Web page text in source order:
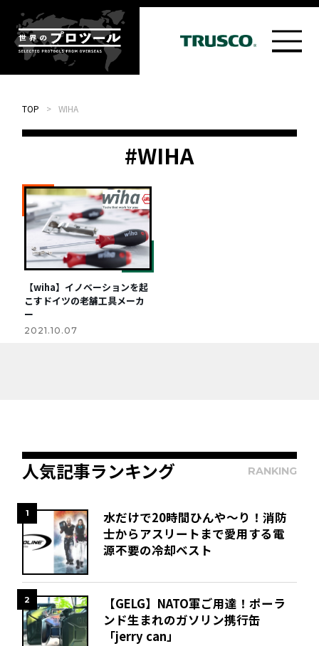
TOP > WIHA
#WIHA
【wiha】イノベーションを起
こすドイツの老舗工具メーカ
ー
2021.10.07
人気記事ランキング RANKING
1
水だけで20時間ひんや～り！消防
士からアスリートまで愛用する電
源不要の冷却ベスト
2
【GELG】NATO軍ご用達！ポーラ
ンド生まれのガソリン携行缶
「jerry can」